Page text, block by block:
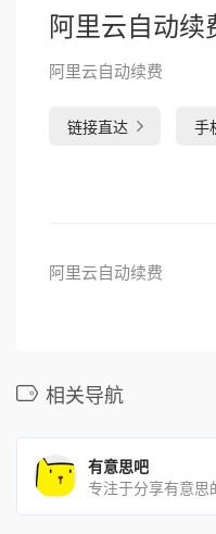
阿里云自动续
阿里云自动续费
链接直达 手
阿里云自动续费
相关导航
有意思吧
专注于分享有意思